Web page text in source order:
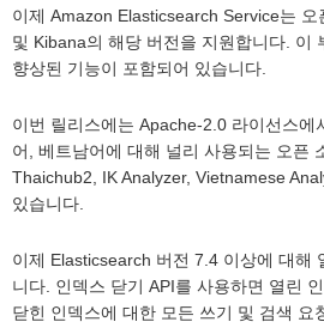
이제 Amazon Elasticsearch Service는
및 Kibana의 해당 버전을 지원합니다. 이
향상된 기능이 포함되어 있습니다.
이번 릴리스에는 Apache-2.0 라이선스에
어, 베트남어에 대해 널리 사용되는 오픈
Thaichub2, IK Analyzer, Vietnamese
있습니다.
이제 Elasticsearch 버전 7.4 이상에 대해
니다. 인덱스 닫기 API를 사용하면 열린
닫힌 인덱스에 대한 모든 쓰기 및 검색 요